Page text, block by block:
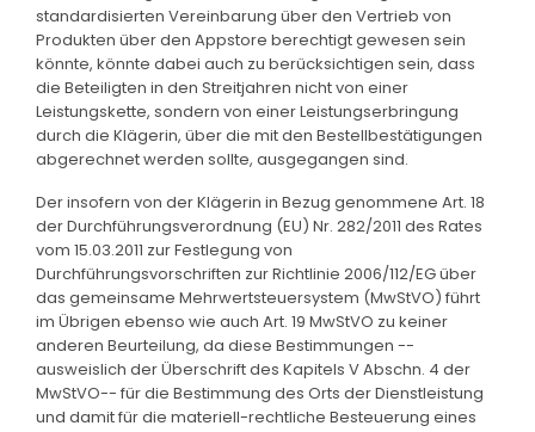
standardisierten Vereinbarung über den Vertrieb von
Produkten über den Appstore berechtigt gewesen sein
könnte, könnte dabei auch zu berücksichtigen sein, dass
die Beteiligten in den Streitjahren nicht von einer
Leistungskette, sondern von einer Leistungserbringung
durch die Klägerin, über die mit den Bestellbestätigungen
abgerechnet werden sollte, ausgegangen sind.
Der insofern von der Klägerin in Bezug genommene Art. 18
der Durchführungsverordnung (EU) Nr. 282/2011 des Rates
vom 15.03.2011 zur Festlegung von
Durchführungsvorschriften zur Richtlinie 2006/112/EG über
das gemeinsame Mehrwertsteuersystem (MwStVO) führt
im Übrigen ebenso wie auch Art. 19 MwStVO zu keiner
anderen Beurteilung, da diese Bestimmungen --
ausweislich der Überschrift des Kapitels V Abschn. 4 der
MwStVO-- für die Bestimmung des Orts der Dienstleistung
und damit für die materiell-rechtliche Besteuerung eines